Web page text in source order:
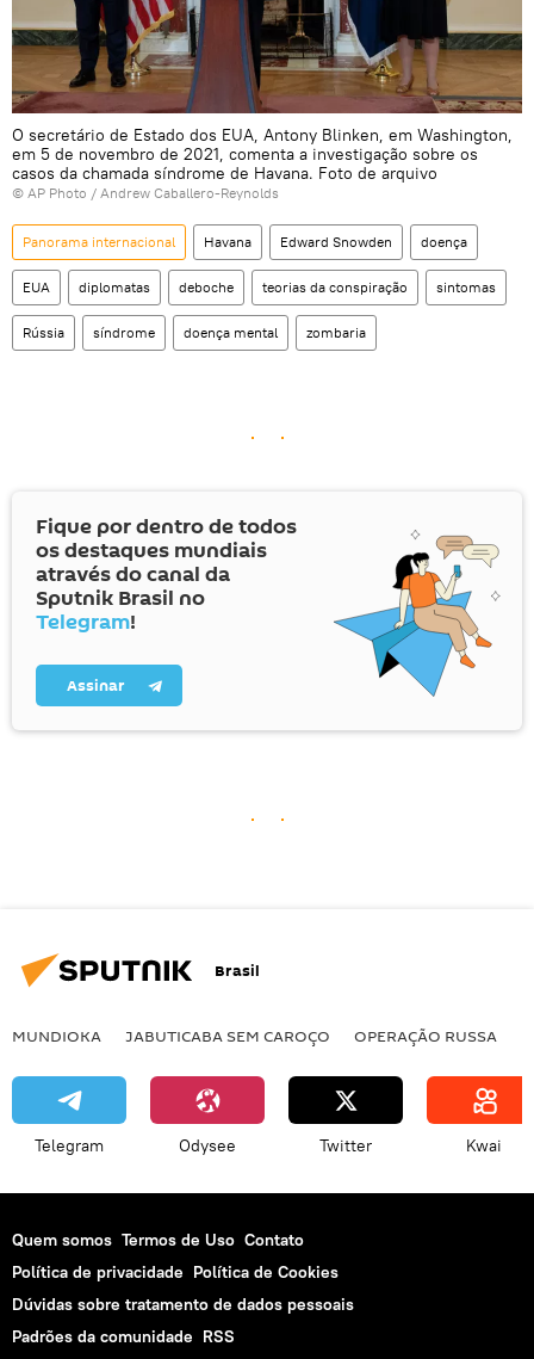
O secretário de Estado dos EUA, Antony Blinken, em Washington,
em 5 de novembro de 2021, comenta a investigação sobre os
casos da chamada síndrome de Havana. Foto de arquivo
© AP Photo / Andrew Caballero-Reynolds
Panorama internacional Havana Edward Snowden doença
EUA diplomatas deboche teorias da conspiração sintomas
Rússia síndrome doença mental zombaria
Fique por dentro de todos
os destaques mundiais
através do canal da
Sputnik Brasil no
Telegram!
Assinar
Brasil
MUNDIOKA JABUTICABA SEM CAROÇO OPERAÇÃO RUSSA
Telegram Odysee Twitter Kwai
Quem somos Termos de Uso Contato
Política de privacidade Política de Cookies
Dúvidas sobre tratamento de dados pessoais
Padrões da comunidade RSS